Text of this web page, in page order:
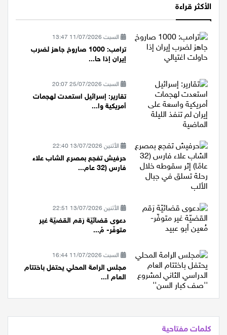
الأكثر قراءة
السبت 11/07/2026 13:47
ترامب: 1000 صاروخ جاهز لضرب
إيران إذا حا...
السبت 25/07/2026 20:07
تقارير: إسرائيل استعدت لهجمات
أمريكية وا...
الأثنين 13/07/2026 22:40
حرفيش تفجع بمصرع الشاب علاء
فارس (32 عام...
الأثنين 13/07/2026 22:51
دعوى قضائيّة رَقم القضيّة غير
متوفّر- مُ...
السبت 11/07/2026 16:44
مجلس الرامة المحلي يحتفل باختتام
العام ا...
كلمات مفتاحية